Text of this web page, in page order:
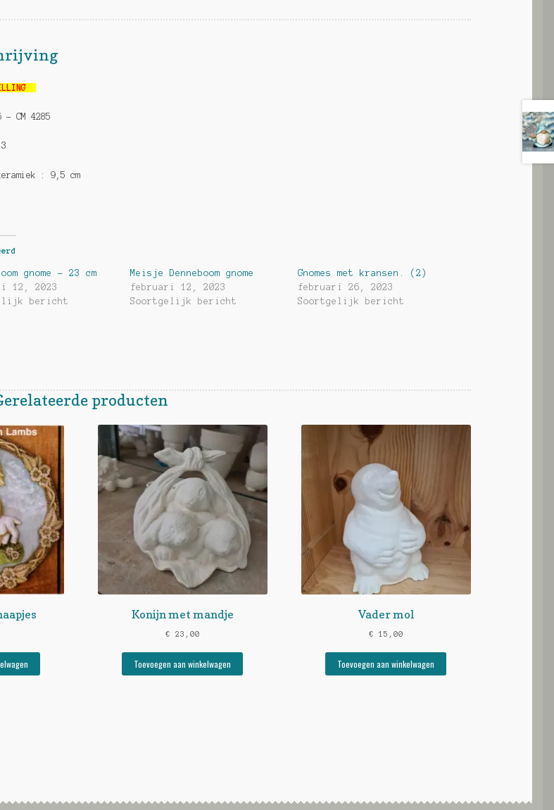
– CM 4285
: 9,5 cm
gnome – 23 cm
12, 2023
bericht
Meisje Denneboom gnome
februari 12, 2023
Soortgelijk bericht
Gnomes met kransen. (2)
februari 26, 2023
Soortgelijk bericht
producten
Konijn met mandje
€ 23,00
Toevoegen aan winkelwagen
Vader mol
€ 15,00
Toevoegen aan winkelwagen